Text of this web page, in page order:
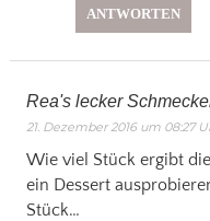
ANTWORTEN
Rea's lecker
21. Dezember 2016 um 08:27
Wie viel Stück ergibt
ein Dessert
Stück…